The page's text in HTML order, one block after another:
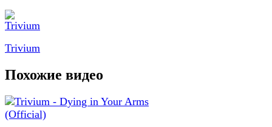
Trivium
Похожие видео